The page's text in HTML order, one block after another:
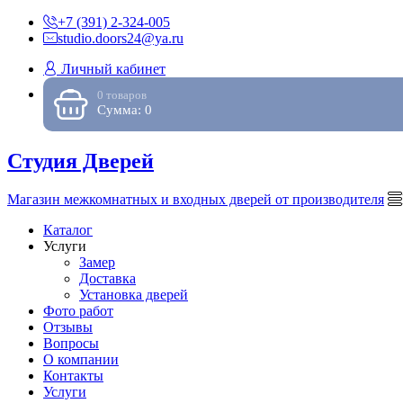
+7 (391) 2-324-005
studio.doors24@ya.ru
Личный кабинет
0 товаров
Сумма: 0
Студия Дверей
Магазин межкомнатных и входных дверей от производителя
Каталог
Услуги
Замер
Доставка
Установка дверей
Фото работ
Отзывы
Вопросы
О компании
Контакты
Услуги